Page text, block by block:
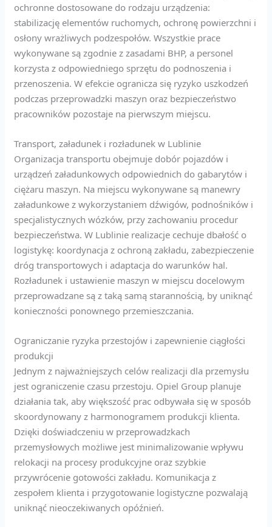
ochronne dostosowane do rodzaju urządzenia:
stabilizację elementów ruchomych, ochronę powierzchni i
osłony wrażliwych podzespołów. Wszystkie prace
wykonywane są zgodnie z zasadami BHP, a personel
korzysta z odpowiedniego sprzętu do podnoszenia i
przenoszenia. W efekcie ogranicza się ryzyko uszkodzeń
podczas przeprowadzki maszyn oraz bezpieczeństwo
pracowników pozostaje na pierwszym miejscu.
Transport, załadunek i rozładunek w Lublinie
Organizacja transportu obejmuje dobór pojazdów i
urządzeń załadunkowych odpowiednich do gabarytów i
ciężaru maszyn. Na miejscu wykonywane są manewry
załadunkowe z wykorzystaniem dźwigów, podnośników i
specjalistycznych wózków, przy zachowaniu procedur
bezpieczeństwa. W Lublinie realizacje cechuje dbałość o
logistykę: koordynacja z ochroną zakładu, zabezpieczenie
dróg transportowych i adaptacja do warunków hal.
Rozładunek i ustawienie maszyn w miejscu docelowym
przeprowadzane są z taką samą starannością, by uniknąć
konieczności ponownego przemieszczania.
Ograniczanie ryzyka przestojów i zapewnienie ciągłości
produkcji
Jednym z najważniejszych celów realizacji dla przemysłu
jest ograniczenie czasu przestoju. Opiel Group planuje
działania tak, aby większość prac odbywała się w sposób
skoordynowany z harmonogramem produkcji klienta.
Dzięki doświadczeniu w przeprowadzkach
przemysłowych możliwe jest minimalizowanie wpływu
relokacji na procesy produkcyjne oraz szybkie
przywrócenie gotowości zakładu. Komunikacja z
zespołem klienta i przygotowanie logistyczne pozwalają
uniknąć nieoczekiwanych opóźnień.